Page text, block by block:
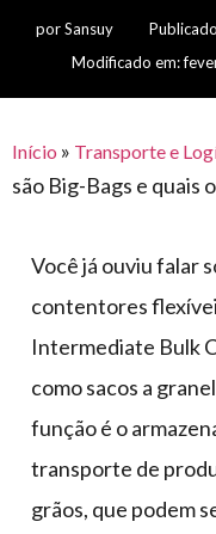
gratuitos
premiações
para
de
feira
visual
offshore
civil
piscinas
automotivo
móveis,
calçados,
epi's
e
multiúso
Transporte
e logística
armazenagem
lonas
vida
caminhoneiro
porSansuy
Modificado em:
Início » Transporte e
são Big-Bags e quais
Você já ouviu falar
contentores
Intermediate Bulk
como sacos a
função é o
transporte de
grãos, que podem